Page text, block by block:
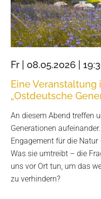
Fr | 08.05.2026 |
Eine Veranstaltung
„Ostdeutsche
An diesem Abend treffen
Generationen
Engagement für die
Was sie umtreibt – die
uns vor Ort tun, um das
zu verhindern?